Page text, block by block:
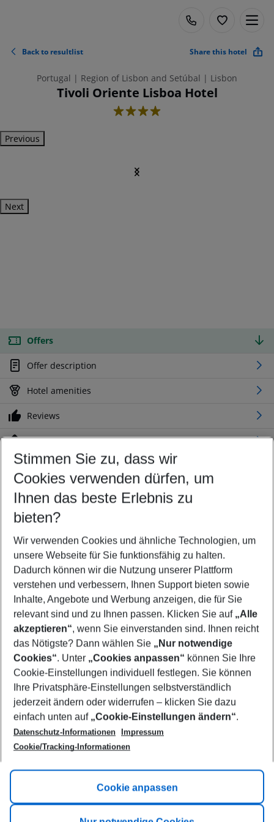
Back to resultlist Share this hotel
Portugal | Region of Lisbon and Setúbal | Lisbon
Tivoli Oriente Lisboa Hotel
4
Previous
Next
Offers
Offer description
Hotel amenities
Reviews
Location
Customize your offer
Find the perfect deal which suits your best
Your departure airport
Any airport
Select your date range
09/08/26–07/08/27 5-8 nights
Who will travel
2 adults No children
Show more filter
Footer
Footer navigation
Title A
Link A
Stimmen Sie zu, dass wir
Cookies verwenden dürfen, um
Ihnen das beste Erlebnis zu
bieten?
Wir verwenden Cookies und ähnliche Technologien, um
unsere Webseite für Sie funktionsfähig zu halten.
Dadurch können wir die Nutzung unserer Plattform
verstehen und verbessern, Ihnen Support bieten sowie
Inhalte, Angebote und Werbung anzeigen, die für Sie
relevant sind und zu Ihnen passen. Klicken Sie auf „Alle
akzeptieren“, wenn Sie einverstanden sind. Ihnen reicht
das Nötigste? Dann wählen Sie „Nur notwendige
Cookies“. Unter „Cookies anpassen“ können Sie Ihre
Cookie-Einstellungen individuell festlegen. Sie können
Ihre Privatsphäre-Einstellungen selbstverständlich
jederzeit ändern oder widerrufen – klicken Sie dazu
einfach unten auf „Cookie-Einstellungen ändern“.
Datenschutz-Informationen
Impressum
Cookie/Tracking-Informationen
Cookie anpassen